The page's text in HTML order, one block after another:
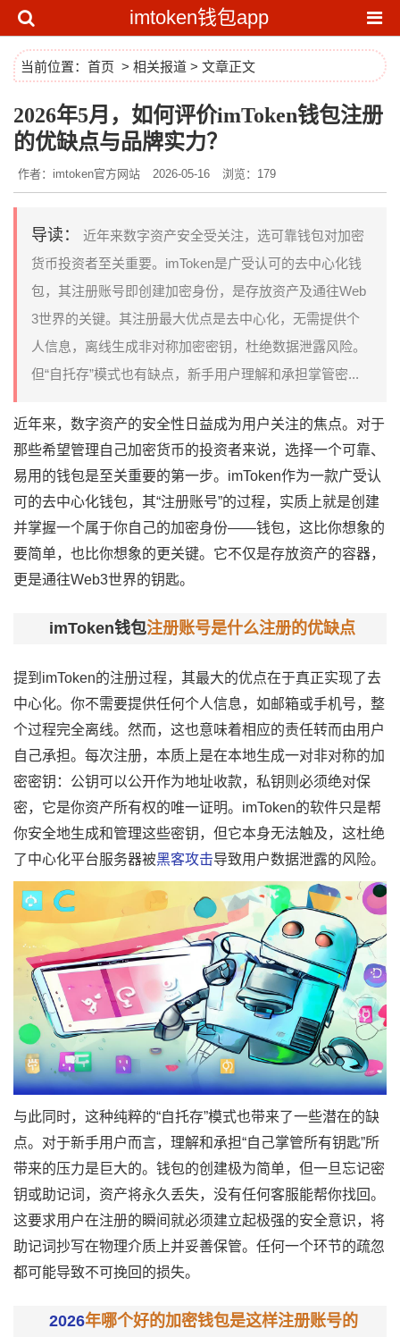
imtoken钱包app
当前位置： 首页 > 相关报道 > 文章正文
2026年5月，如何评价imToken钱包注册
的优缺点与品牌实力？
作者：imtoken官方网站 2026-05-16 浏览：179
导读：
近年来数字资产安全受关注，选可靠钱包对加密
货币投资者至关重要。imToken是广受认可的去中心化钱
包，其注册账号即创建加密身份，是存放资产及通往Web
3世界的关键。其注册最大优点是去中心化，无需提供个
人信息，离线生成非对称加密密钥，杜绝数据泄露风险。
但“自托存”模式也有缺点，新手用户理解和承担掌管密...
近年来， 数字资产的安全性日益成为用户关注的焦点。对于
那些希望管理自己加密货币的投资者来说，选择一个可靠、
易用的钱包是至关重要的第一步。imToken作为一款广受认
可的去中心化钱包，其“注册账号”的过程，实质上就是创建
并掌握一个属于你自己的加密身份——钱包，这比你想象的
要简单，也比你想象的更关键。它不仅是存放资产的容器，
更是通往Web3世界的钥匙。
imToken钱包注册账号是什么注册的优缺点
提到imToken的注册过程，其最大的优点在于真正实现了去
中心化。你不需要提供任何个人信息，如邮箱或手机号，整
个过程完全离线。然而，这也意味着相应的责任转而由用户
自己承担。每次注册，本质上是在本地生成一对非对称的加
密密钥：公钥可以公开作为地址收款，私钥则必须绝对保
密，它是你资产所有权的唯一证明。imToken的软件只是帮
你安全地生成和管理这些密钥，但它本身无法触及，这杜绝
了中心化平台服务器被黑客攻击导致用户数据泄露的风险。
与此同时，这种纯粹的“自托存”模式也带来了一些潜在的缺
点。对于新手用户而言，理解和承担“自己掌管所有钥匙”所
带来的压力是巨大的。钱包的创建极为简单，但一旦忘记密
钥或助记词，资产将永久丢失，没有任何客服能帮你找回。
这要求用户在注册的瞬间就必须建立起极强的安全意识，将
助记词抄写在物理介质上并妥善保管。任何一个环节的疏忽
都可能导致不可挽回的损失。
2026年哪个好的加密钱包是这样注册账号的